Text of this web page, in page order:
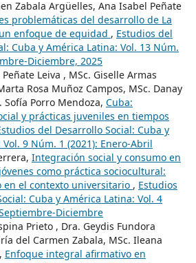
Zabala Argüelles, Ana Isabel Peñate
problemáticas del desarrollo de La
enfoque de equidad , Estudios del
Cuba y América Latina: Vol. 13 Núm.
Diciembre, 2025
Leiva , MSc. Giselle Armas
Rosa Muñoz Campos, MSc. Danay
Sofía Porro Mendoza, Cuba:
y prácticas juveniles en tiempos
del Desarrollo Social: Cuba y
9 Núm. 1 (2021): Enero-Abril
Integración social y consumo en
como práctica sociocultural:
en el contexto universitario , Estudios
Cuba y América Latina: Vol. 4
Diciembre
Prieto , Dra. Geydis Fundora
del Carmen Zabala, MSc. Ileana
Enfoque integral afirmativo en